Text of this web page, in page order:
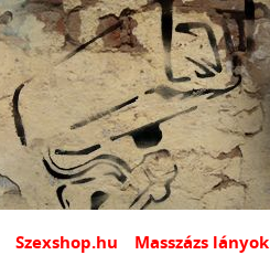
Szexshop.hu Masszázs lányok